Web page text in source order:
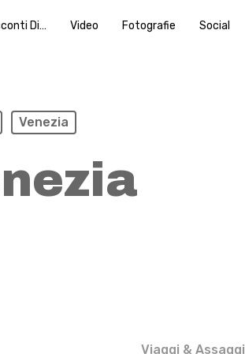
Di… Video Fotografie Social
Venezia
Viaggi & Assaggi